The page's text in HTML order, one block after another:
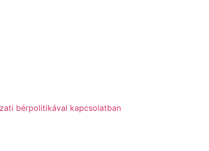
bérpolitikával kapcsolatban